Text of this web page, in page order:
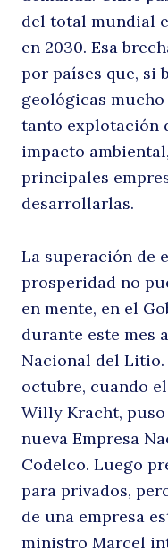
Buscar
del total mundial
en 2030. Esa
por países que, si
geológicas
tanto explotación
impacto
principales
desarrollarlas.
La superación de
prosperidad no
en mente, en el
durante este mes
Nacional del
octubre, cuando
Willy Kracht,
nueva Empresa
Codelco. Luego
para privados,
de una empresa
ministro Marcel